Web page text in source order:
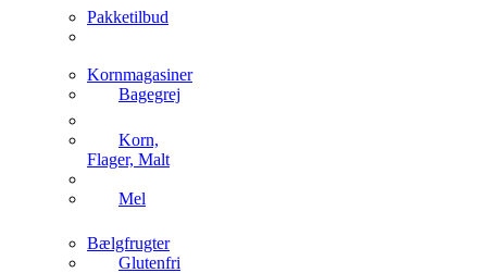
Pakketilbud
Kornmagasiner
Bagegrej
Korn,
Flager, Malt
Mel
Bælgfrugter
Glutenfri